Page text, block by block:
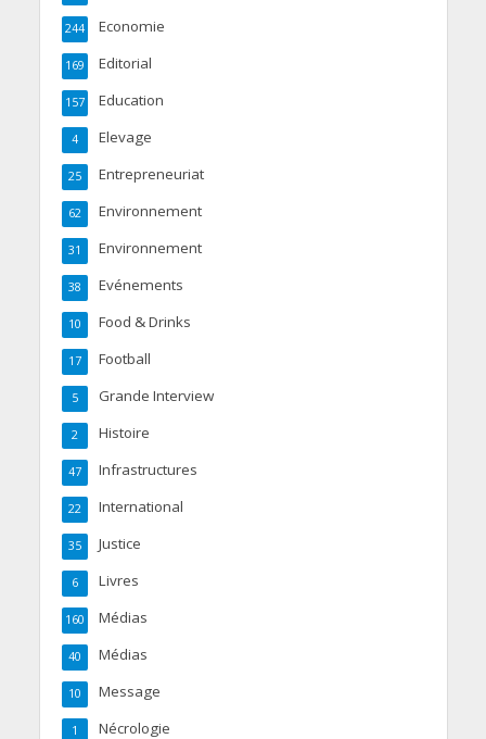
Economie
244
Editorial
169
Education
157
Elevage
4
Entrepreneuriat
25
Environnement
62
Environnement
31
Evénements
38
Food & Drinks
10
Football
17
Grande Interview
5
Histoire
2
Infrastructures
47
International
22
Justice
35
Livres
6
Médias
160
Médias
40
Message
10
Nécrologie
1